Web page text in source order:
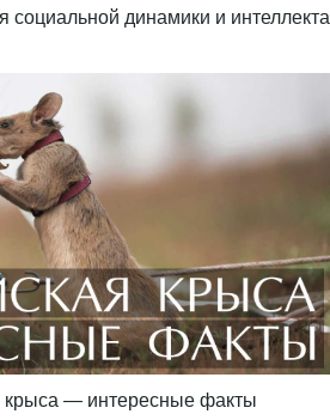
социальной динамики и интеллекта
крыса — интересные факты